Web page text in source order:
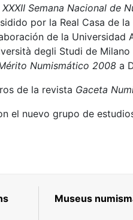
XXXII Semana Nacional de
por la Real Casa de la
de la
degli Studi de
Numismático 2008 a
de la revista Gaceta
el nuevo grupo de
Museus